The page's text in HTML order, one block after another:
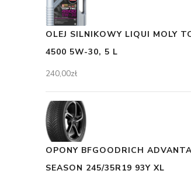
OLEJ SILNIKOWY LIQUI MOLY
4500 5W-30, 5 L
240,00zł
OPONY BFGOODRICH
SEASON 245/35R19 93Y XL